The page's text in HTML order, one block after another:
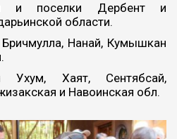
и поселки Дербент и
области.
Бричмулла, Нанай, Кумышкан
Хаят, Сентябсай,
и Навоинская обл.